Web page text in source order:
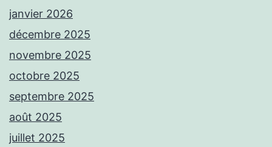
janvier 2026
décembre 2025
novembre 2025
octobre 2025
septembre 2025
août 2025
juillet 2025